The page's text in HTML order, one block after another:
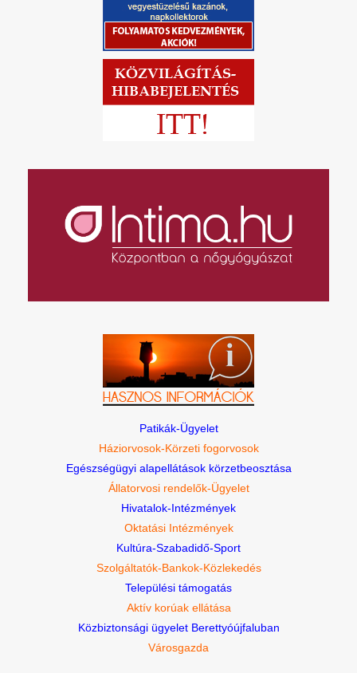
Patikák-Ügyelet
Háziorvosok-Körzeti fogorvosok
Egészségügyi alapellátások körzetbeosztása
Állatorvosi rendelők-Ügyelet
Hivatalok-Intézmények
Oktatási Intézmények
Kultúra-Szabadidő-Sport
Szolgáltatók-Bankok-Közlekedés
Települési támogatás
Aktív korúak ellátása
Közbiztonsági ügyelet Berettyóújfaluban
Városgazda